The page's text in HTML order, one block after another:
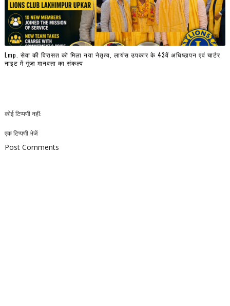
Lmp. सेवा की विरासत को मिला नया नेतृत्व, लायंस उपकार के 43वें अधिष्ठापन एवं चार्टर
नाइट में गूंजा मानवता का संकल्प
कोई टिप्पणी नहीं:
एक टिप्पणी भेजें
Post Comments